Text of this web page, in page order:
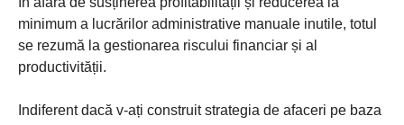
minimum a lucrărilor administrative manuale inutile, totul
se rezumă la gestionarea riscului financiar și al
productivității.
Indiferent dacă v-ați construit strategia de afaceri pe baza